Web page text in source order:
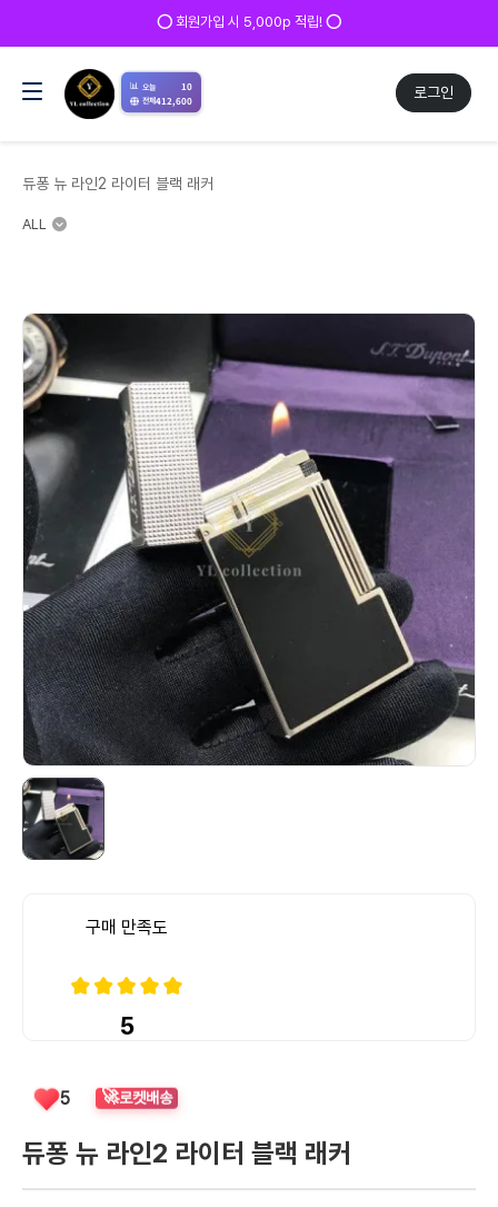
✅ 매일 방문 후 로그인 시 200p 적립! ✅
로그인
📊 오늘 10
전체412,600
듀퐁 뉴 라인2 라이터 블랙 래커
ALL
구매 만족도
5
5 🚀로켓배송
듀퐁 뉴 라인2 라이터 블랙 래커